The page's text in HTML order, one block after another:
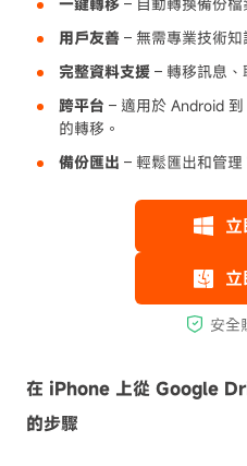
用戶友善 – 無需專業技術知
完整資料支援 – 轉移訊息、
跨平台 – 適用於 Android
的轉移。
備份匯出 – 輕鬆匯出和管
在 iPhone 上從 Google
的步驟